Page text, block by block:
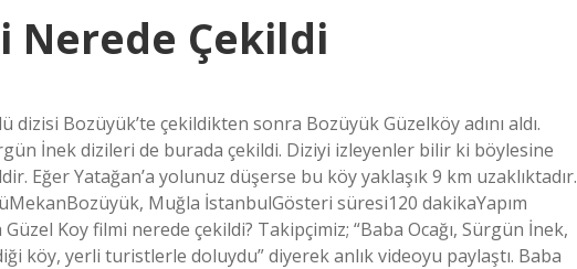
Nerede Çekildi
dizisi Bozüyük’te çekildikten sonra Bozüyük Güzelköy adını aldı.
İnek dizileri de burada çekildi. Diziyi izleyenler bilir ki böylesine
Eğer Yatağan’a yolunuz düşerse bu köy yaklaşık 9 km uzaklıktadır.
Muğla İstanbulGösteri süresi120 dakikaYapım
Koy filmi nerede çekildi? Takipçimiz; “Baba Ocağı, Sürgün İnek,
köy, yerli turistlerle doluydu” diyerek anlık videoyu paylaştı. Baba